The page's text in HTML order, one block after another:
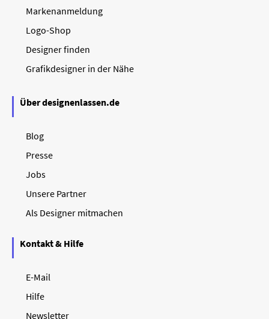
Markenanmeldung
Logo-Shop
Designer finden
Grafikdesigner in der Nähe
Über designenlassen.de
Blog
Presse
Jobs
Unsere Partner
Als Designer mitmachen
Kontakt & Hilfe
E-Mail
Hilfe
Newsletter